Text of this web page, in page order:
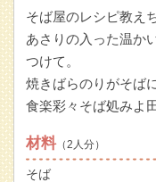
そば屋のレシピ教え
あさりの入った温か
つけて。
焼きばらのりがそば
食楽彩々そば処みよ
材料（2人分）
そば